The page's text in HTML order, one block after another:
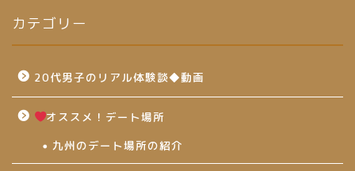
カテゴリー
20代男子のリアル体験談◆動画
オススメ！デート場所
九州のデート場所の紹介